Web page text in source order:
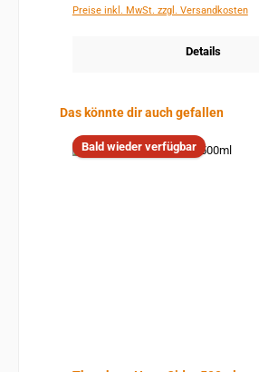
Preise inkl. MwSt. zzgl. Versandkosten
Details
Produktgalerie überspringen
Das könnte dir auch gefallen
Bald wieder verfügbar